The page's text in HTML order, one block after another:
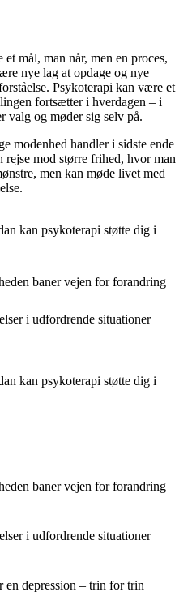
mål, man når, men en proces,
nye lag at opdage og nye
Psykoterapi kan være et
fortsætter i hverdagen – i
valg og møder sig selv på.
modenhed handler i sidste ende
rejse mod større frihed, hvor man
men kan møde livet med
kan psykoterapi støtte dig i
baner vejen for forandring
i udfordrende situationer
kan psykoterapi støtte dig i
baner vejen for forandring
i udfordrende situationer
depression – trin for trin